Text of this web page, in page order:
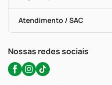
Troca E Devolução
Bulas De A A Z
Políticas De Marketplace
Testes Rápidos
Autoteste Covid-19
Portal Da Privacidade
Atendimento / SAC
Nossas redes sociais